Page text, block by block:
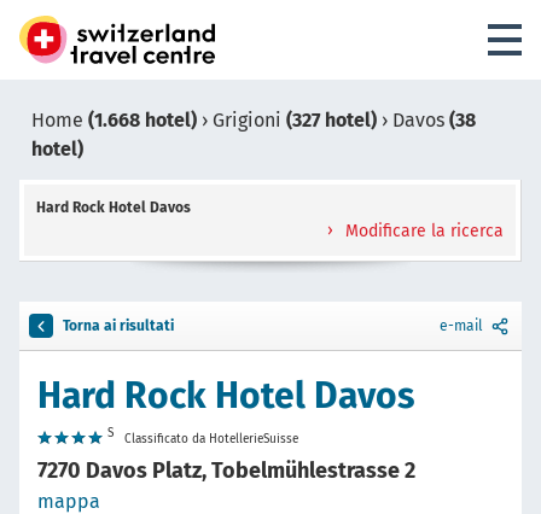
Home (1.668 hotel) › Grigioni (327 hotel) › Davos (38
hotel)
Hard Rock Hotel Davos
Modificare la ricerca
Torna ai risultati e-mail
Hard Rock Hotel Davos
S Classificato da HotellerieSuisse
7270 Davos Platz, Tobelmühlestrasse 2
mappa